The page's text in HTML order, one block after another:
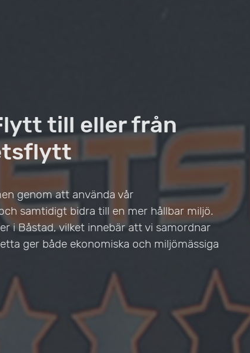
till eller från
genom att använda vår
samtidigt bidra till en mer hållbar miljö.
i Båstad, vilket innebär att vi samordnar
ger både ekonomiska och miljömässiga